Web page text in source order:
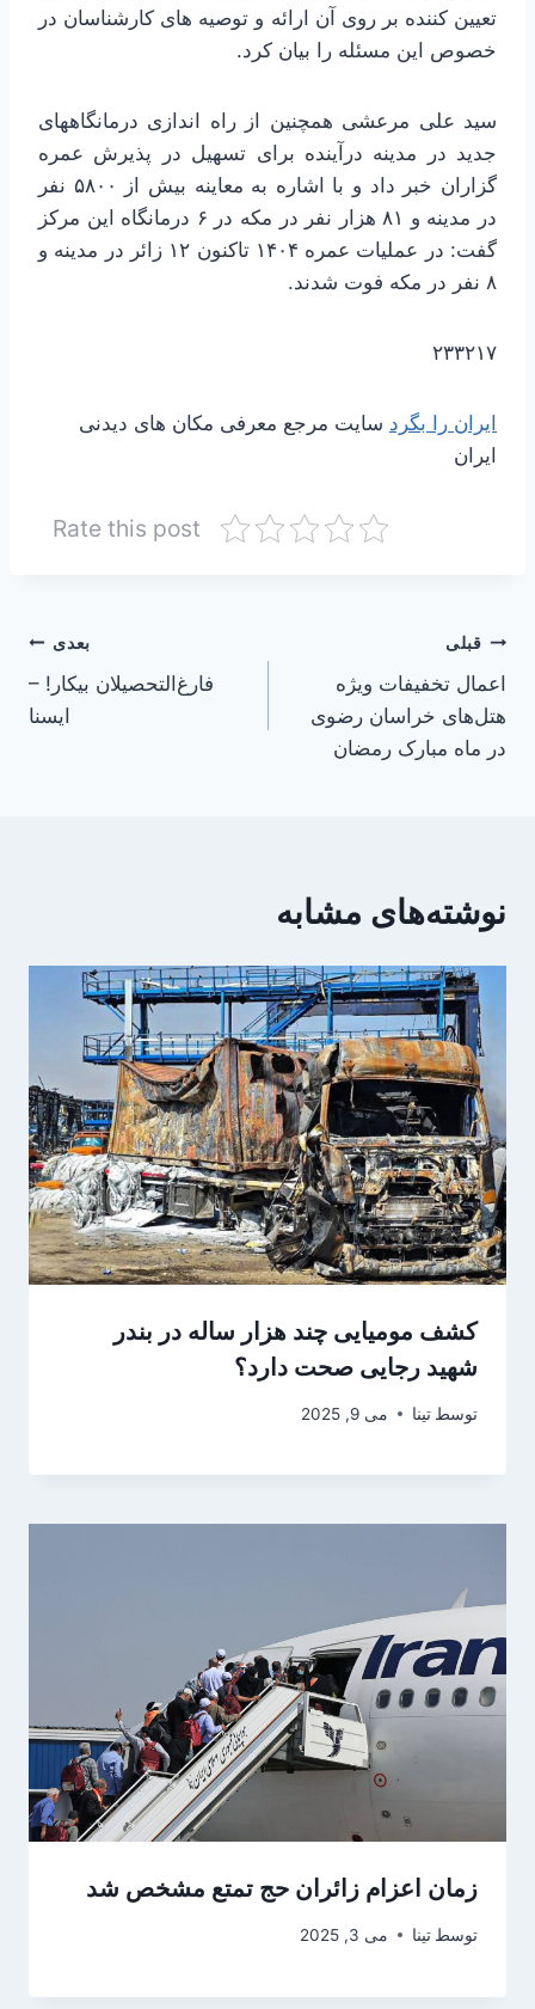
تعیین کننده بر روی آن ارائه و توصیه های کارشناسان در
خصوص این مسئله را بیان کرد.
سید علی مرعشی همچنین از راه اندازی درمانگاههای
جدید در مدینه درآینده برای تسهیل در پذیرش عمره
گزاران خبر داد و با اشاره به معاینه بیش از ۵۸۰۰ نفر
در مدینه و ۸۱ هزار نفر در مکه در ۶ درمانگاه این مرکز
گفت: در عملیات عمره ۱۴۰۴ تاکنون ۱۲ زائر در مدینه و
۸ نفر در مکه فوت شدند.
۲۳۳۲۱۷
ایران را بگرد سایت مرجع معرفی مکان های دیدنی
ایران
Rate this post
راهبری
نوشته
قبلی
اعمال تخفیفات ویژه
هتل‌های خراسان رضوی
در ماه مبارک رمضان
بعدی
فارغ‌التحصیلان بیکار! –
ایسنا
نوشته‌های مشابه
کشف مومیایی چند هزار ساله در بندر
شهید رجایی صحت دارد؟
توسط تینا می 9, 2025
زمان اعزام زائران حج تمتع مشخص شد
توسط تینا می 3, 2025